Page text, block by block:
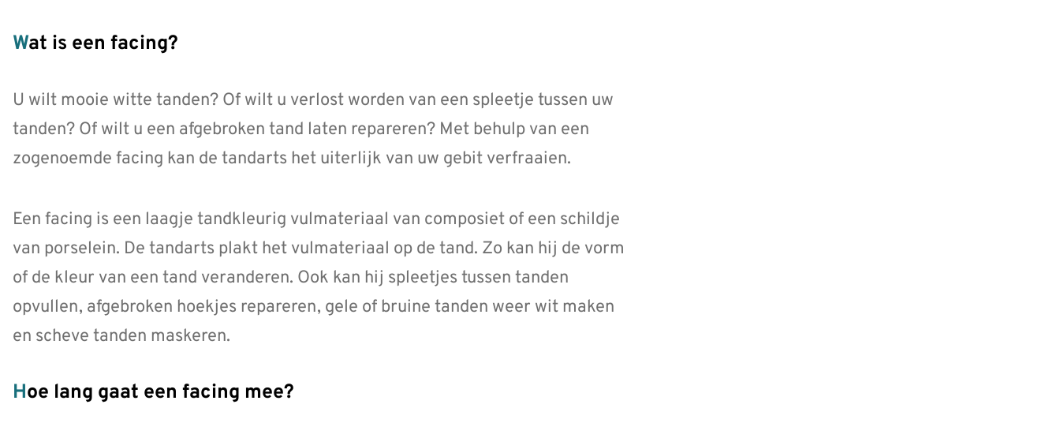
Wat is een facing?
U wilt mooie witte tanden? Of wilt u verlost worden van een spleetje tussen uw
tanden? Of wilt u een afgebroken tand laten repareren? Met behulp van een
zogenoemde facing kan de tandarts het uiterlijk van uw gebit verfraaien.
Een facing is een laagje tandkleurig vulmateriaal van composiet of een schildje
van porselein. De tandarts plakt het vulmateriaal op de tand. Zo kan hij de vorm
of de kleur van een tand veranderen. Ook kan hij spleetjes tussen tanden
opvullen, afgebroken hoekjes repareren, gele of bruine tanden weer wit maken
en scheve tanden maskeren.
Hoe lang gaat een facing mee?